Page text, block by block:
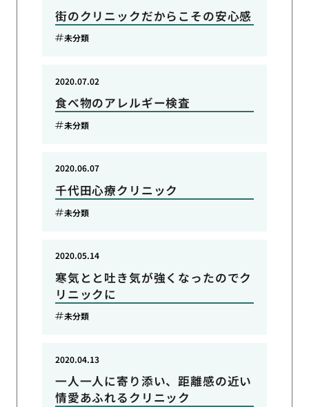
街のクリニックだからこその安心感
未分類
食べ物のアレルギー検査
2020.07.02
未分類
千代田心療クリニック
2020.06.07
未分類
寒気とと吐き気が強くなったのでク
リニックに
2020.05.14
未分類
一人一人に寄り添い、距離感の近い
情愛あふれるクリニック
2020.04.13